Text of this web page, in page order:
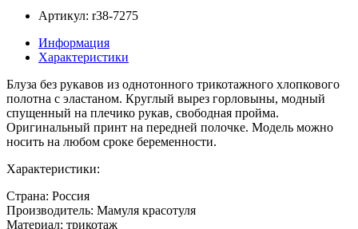
Артикул: r38-7275
Информация
Характеристики
Блуза без рукавов из однотонного трикотажного хлопкового
полотна с эластаном. Круглый вырез горловыны, модный
спущенный на плечико рукав, свободная пройма.
Оригинальный принт на передней полочке. Модель можно
носить на любом сроке беременности.
Характеристики:
Страна: Россия
Производитель: Мамуля красотуля
Материал: трикотаж